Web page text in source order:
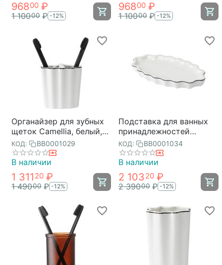
96800 ₽
1 10000 ₽ -12%
96800 ₽
1 10000 ₽ -12%
Органайзер для зубных
щеток Camellia, белый,
Bergenson Bjorn Bath
КОД: BB0001029
В наличии
1 311 20 ₽
1 49000 ₽ -12%
Подставка для ванных
принадлежностей
Camellia, белая,
Bergenson Bjorn Bath
КОД: BB0001034
В наличии
2 10320 ₽
2 39000 ₽ -12%